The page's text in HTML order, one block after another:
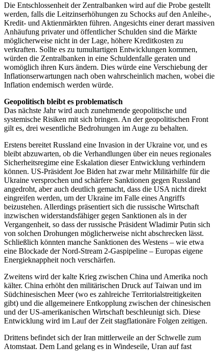
Die Entschlossenheit der Zentralbanken wird auf die Probe gestellt
werden, falls die Leitzinserhöhungen zu Schocks auf den Anleihe-,
Kredit- und Aktienmärkten führen. Angesichts einer derart massiven
Anhäufung privater und öffentlicher Schulden sind die Märkte
möglicherweise nicht in der Lage, höhere Kreditkosten zu
verkraften. Sollte es zu tumultartigen Entwicklungen kommen,
würden die Zentralbanken in eine Schuldenfalle geraten und
womöglich ihren Kurs ändern. Dies würde eine Verschiebung der
Inflationserwartungen nach oben wahrscheinlich machen, wobei die
Inflation endemisch werden würde.
Geopolitisch bleibt es problematisch
Das nächste Jahr wird auch zunehmende geopolitische und
systemische Risiken mit sich bringen. An der geopolitischen Front
gilt es, drei wesentliche Bedrohungen im Auge zu behalten.
Erstens bereitet Russland eine Invasion in der Ukraine vor, und es
bleibt abzuwarten, ob die Verhandlungen über ein neues regionales
Sicherheitsregime eine Eskalation dieser Entwicklung verhindern
können. US-Präsident Joe Biden hat zwar mehr Militärhilfe für die
Ukraine versprochen und schärfere Sanktionen gegen Russland
angedroht, aber auch deutlich gemacht, dass die USA nicht direkt
eingreifen werden, um der Ukraine im Falle eines Angriffs
beizustehen. Allerdings präsentiert sich die russische Wirtschaft
inzwischen widerstandsfähiger gegen Sanktionen als in der
Vergangenheit, so dass der russische Präsident Wladimir Putin sich
von solchen Drohungen möglicherweise nicht abschrecken lässt.
Schließlich könnten manche Sanktionen des Westens – wie etwa
eine Blockade der Nord-Stream 2-Gaspipeline – Europas eigene
Energieknappheit noch verschärfen.
Zweitens wird der kalte Krieg zwischen China und Amerika noch
kälter. China erhöht den militärischen Druck auf Taiwan und im
Südchinesischen Meer (wo es zahlreiche Territorialstreitigkeiten
gibt) und die allgemeinere Entkopplung zwischen der chinesischen
und der US-amerikanischen Wirtschaft beschleunigt sich. Diese
Entwicklung wird im Lauf der Zeit stagflationäre Folgen zeitigen.
Drittens befindet sich der Iran mittlerweile an der Schwelle zum
Atomstaat. Dem Land gelang es in Windeseile, Uran auf fast